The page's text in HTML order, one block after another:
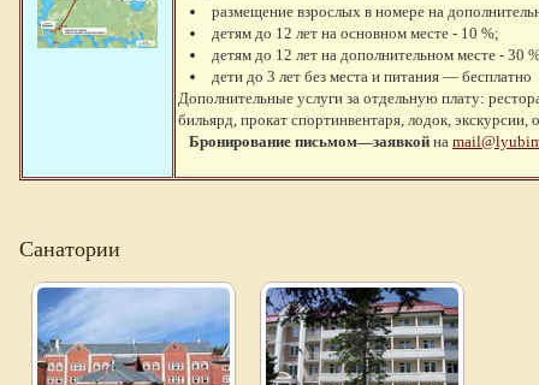
размещение взрослых в номере на
детям до 12 лет на основном месте - 10 %;
детям до 12 лет на дополнительном месте - 30
дети до 3 лет без места и питания — бесплатно
Дополнительные услуги за отдельную плату:
бильярд, прокат спортинвентаря, лодок, экскурсии,
Бронирование письмом—заявкой на
Санатории